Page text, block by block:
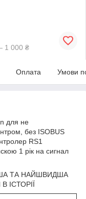
1 000 ₴
Оплата Умови
для не
без ISOBUS
RS1
1 рік на сигнал
ТА НАЙШВИДША
ІСТОРІЇ